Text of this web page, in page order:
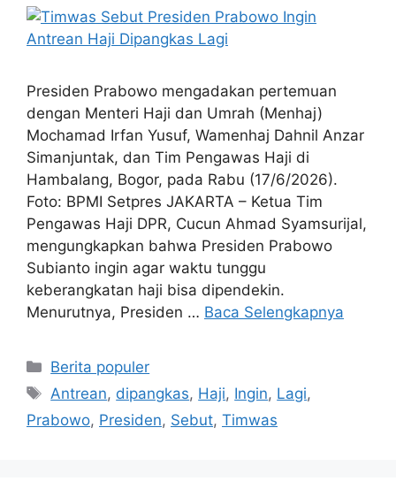
Presiden Prabowo mengadakan pertemuan
dengan Menteri Haji dan Umrah (Menhaj)
Mochamad Irfan Yusuf, Wamenhaj Dahnil Anzar
Simanjuntak, dan Tim Pengawas Haji di
Hambalang, Bogor, pada Rabu (17/6/2026).
Foto: BPMI Setpres JAKARTA – Ketua Tim
Pengawas Haji DPR, Cucun Ahmad Syamsurijal,
mengungkapkan bahwa Presiden Prabowo
Subianto ingin agar waktu tunggu
keberangkatan haji bisa dipendekin.
Menurutnya, Presiden … Baca Selengkapnya
Kategori
Berita populer
Tag
Antrean, dipangkas, Haji, Ingin, Lagi,
Prabowo, Presiden, Sebut, Timwas